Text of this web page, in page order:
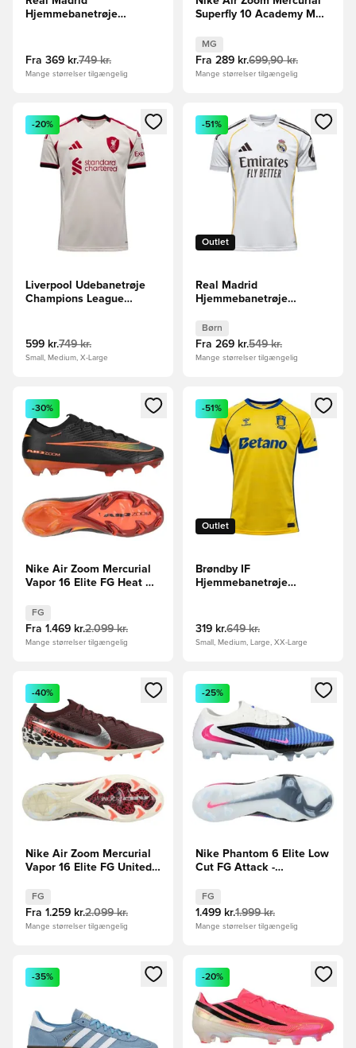
Hjemmebanetrøje
Fra 369 kr.749 kr.
Mange størrelser tilgængelig
Superfly 10 Academy MG
MG
Fra 289 kr.699,90 kr.
Mange størrelser tilgængelig
Åbner en Modal til at logge ind eller tilmelde dig som
-20%
Liverpool Udebanetrøje
Champions League
599 kr.749 kr.
Small, Medium, X-Large
Åbner en Modal til at logge
Outlet
-51%
Real Madrid
Hjemmebanetrøje
Børn
Fra 269 kr.549 kr.
Mange størrelser tilgængelig
Åbner en Modal til at logge ind eller tilmelde dig som
-30%
Nike Air Zoom Mercurial
Vapor 16 Elite FG Heat Up
FG
Fra 1.469 kr.2.099 kr.
Mange størrelser tilgængelig
Åbner en Modal til at logge
Outlet
-51%
Brøndby IF
Hjemmebanetrøje
319 kr.649 kr.
Small, Medium, Large, XX-Large
Åbner en Modal til at logge ind eller tilmelde dig som
-40%
Nike Air Zoom Mercurial
Vapor 16 Elite FG United -
FG
Fra 1.259 kr.2.099 kr.
Mange størrelser tilgængelig
Åbner en Modal til at logge
-25%
Nike Phantom 6 Elite Low
Cut FG Attack -
FG
1.499 kr.1.999 kr.
Mange størrelser tilgængelig
Åbner en Modal til at logge ind eller tilmelde dig som
-35%
Åbner en Modal til at logge
-20%